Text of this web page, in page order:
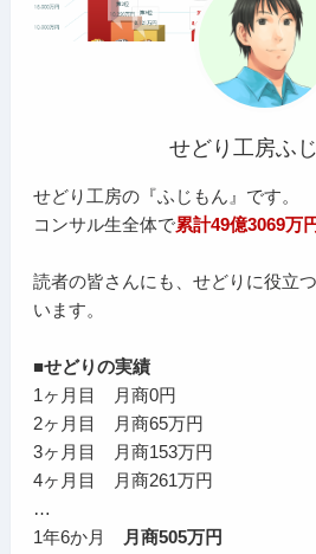
せどり工房ふ
せどり工房の『ふじもん』です。
コンサル生全体で累計49億3069万
読者の皆さんにも、せどりに役立
います。
■せどりの実績
1ヶ月目 月商0円
2ヶ月目 月商65万円
3ヶ月目 月商153万円
4ヶ月目 月商261万円
…
1年6か月
月商505万円